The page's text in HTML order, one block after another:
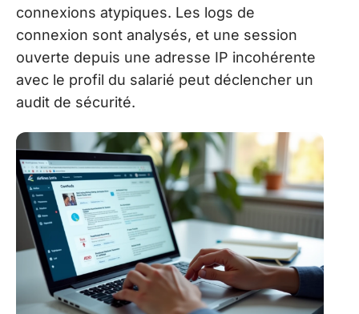
connexions atypiques. Les logs de
connexion sont analysés, et une session
ouverte depuis une adresse IP incohérente
avec le profil du salarié peut déclencher un
audit de sécurité.